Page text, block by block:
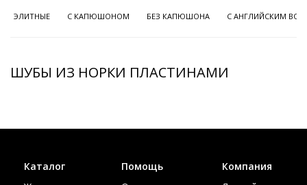
ЭЛИТНЫЕ С КАПЮШОНОМ БЕЗ КАПЮШОНА С АНГЛИЙСКИМ
ШУБЫ ИЗ НОРКИ ПЛАСТИНАМИ
Каталог
Помощь
Компания